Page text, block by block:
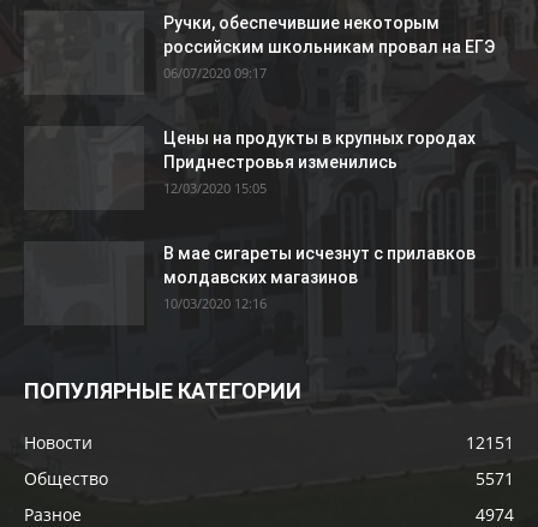
Ручки, обеспечившие некоторым
российским школьникам провал на ЕГЭ
06/07/2020 09:17
Цены на продукты в крупных городах
Приднестровья изменились
12/03/2020 15:05
В мае сигареты исчезнут с прилавков
молдавских магазинов
10/03/2020 12:16
ПОПУЛЯРНЫЕ КАТЕГОРИИ
Новости
12151
Общество
5571
Разное
4974